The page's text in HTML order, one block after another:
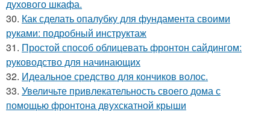
духового шкафа.
30. Как сделать опалубку для фундамента своими
руками: подробный инструктаж
31. Простой способ облицевать фронтон сайдингом:
руководство для начинающих
32. Идеальное средство для кончиков волос.
33. Увеличьте привлекательность своего дома с
помощью фронтона двухскатной крыши